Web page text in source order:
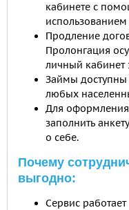
кабинете с
Продление
Пролонгация
личный кабинет
Займы
любых
Для
заполнить
о себе.
Почему
выгодно:
Сервис